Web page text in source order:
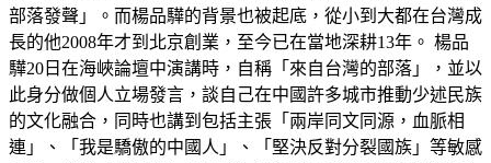
部落發聲」。而楊品驊的背景也被起底，從小到大都在台灣成
長的他2008年才到北京創業，至今已在當地深耕13年。 楊品
驊20日在海峽論壇中演講時，自稱「來自台灣的部落」，並以
此身分做個人立場發言，談自己在中國許多城市推動少述民族
的文化融合，同時也講到包括主張「兩岸同文同源，血脈相
連」、「我是驕傲的中國人」、「堅決反對分裂國族」等敏感